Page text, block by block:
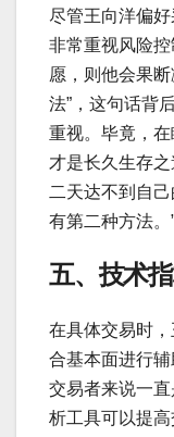
尽管王向洋偏
非常重视风险
愿，则他会果
法”，这句话背
重视。毕竟，
才是长久生存
二天达不到自
有第二种方法。
五、技术
在具体交易时
合基本面进行
交易者来说一
析工具可以提